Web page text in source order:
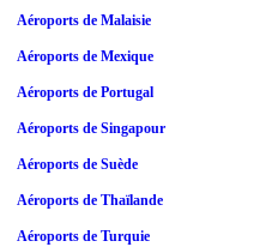
Aéroports de Malaisie
Aéroports de Mexique
Aéroports de Portugal
Aéroports de Singapour
Aéroports de Suède
Aéroports de Thaïlande
Aéroports de Turquie